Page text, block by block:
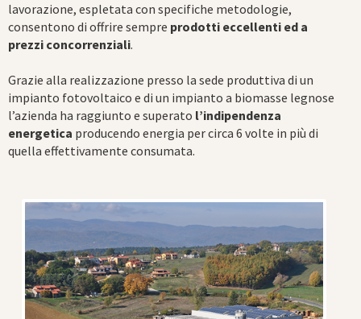
lavorazione, espletata con specifiche metodologie,
consentono di offrire sempre prodotti eccellenti ed a
prezzi concorrenziali.
Grazie alla realizzazione presso la sede produttiva di un
impianto fotovoltaico e di un impianto a biomasse legnose
l’azienda ha raggiunto e superato l’indipendenza
energetica producendo energia per circa 6 volte in più di
quella effettivamente consumata.